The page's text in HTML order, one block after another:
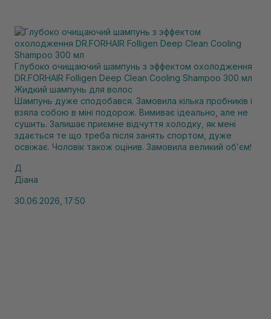
Глубоко очищаючий шампунь з эффектом охолодження
DR.FORHAIR Folligen Deep Clean Cooling Shampoo 300 мл
Жидкий шампунь для волос
Шампунь дуже сподобався. Замовила кілька пробників і
взяла собою в міні подорож. Вимиває ідеально, але не
сушить. Залишає приємне відчуття холодку, як мені
здається те що треба після занять спортом, дуже
освіжає. Чоловік також оцінив. Замовила великий обʼєм!
Д
Діана
30.06.2026, 17:50